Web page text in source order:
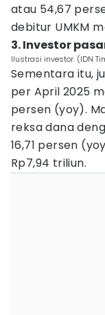
atau 54,67
debitur UMKM
3. Investor
Ilustrasi investor. (IDN
Sementara itu,
per April 2025
persen (yoy).
reksa dana
16,71 persen
Rp7,94 triliun.